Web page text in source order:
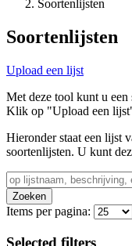
Soortenlijsten
Soortenlijsten
Upload een lijst
Met deze tool kunt u een
Klik op "Upload een
Hieronder staat een lijst
soortenlijsten. U kunt
Zoeken
Items per pagina:
Selected filters